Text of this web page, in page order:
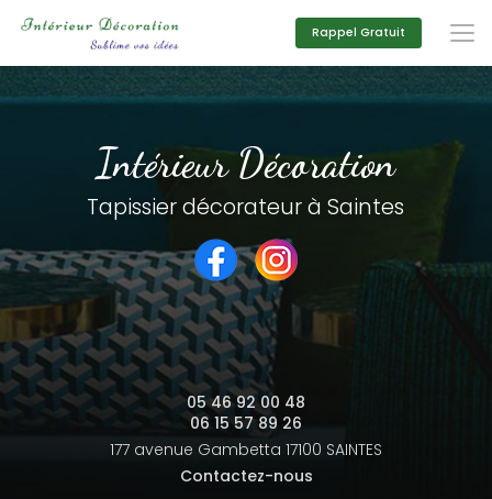
principal
Rappel Gratuit
Intérieur Décoration
Tapissier décorateur à Saintes
05 46 92 00 48
06 15 57 89 26
177 avenue Gambetta 17100 SAINTES
Contactez-nous